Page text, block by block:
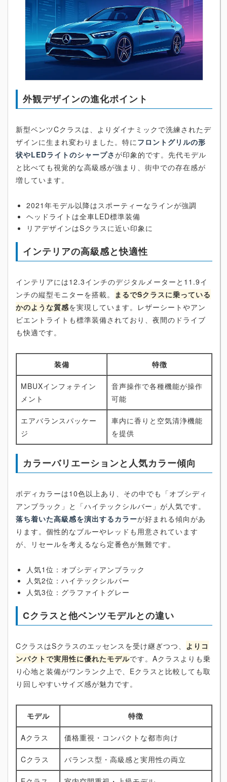
外観デザインの進化ポイント
新型ベンツCクラスは、よりダイナミックで洗練されたデ
ザインに生まれ変わりました。特に フロントグリルの形
状やLEDライトのシャープさが印象的です。先代モデル
と比べても視覚的な高級感が強まり、街中での存在感が
増しています。
2021年モデル以降はスポーティーなラインが強調
ヘッドライトは全車LED標準装備
リアデザインはSクラスに近い印象に
インテリアの高級感と快適性
インテリアには12.3インチのデジタルメーターと11.9イ
ンチの縦型モニターを搭載。
まるでSクラスに乗っている
かのような質感を実現しています。レザーシートやアン
ビエントライトも標準装備されており、夜間のドライブ
も快適です。
装備 特徴
MBUXインフォテイン
メント
音声操作で各種機能が操作
可能
エアバランスパッケー
ジ
車内に香りと空気清浄機能
を提供
カラーバリエーションと人気カラー傾向
ボディカラーは10色以上あり、その中でも「オブシディ
アンブラック」と「ハイテックシルバー」が人気です。
落ち着いた高級感を演出するカラーが好まれる傾向があ
ります。個性的なブルーやレッドも用意されています
が、リセールを考えるなら定番色が無難です。
人気1位：オブシディアンブラック
人気2位：ハイテックシルバー
人気3位：グラファイトグレー
Cクラスと他ベンツモデルとの違い
CクラスはSクラスのエッセンスを受け継ぎつつ、 よりコ
ンパクトで実用性に優れたモデルです。Aクラスよりも乗
り心地と装備がワンランク上で、Eクラスと比較しても取
り回しやすいサイズ感が魅力です。
モデル 特徴
Aクラス 価格重視・コンパクトな都市向け
Cクラス バランス型・高級感と実用性の両立